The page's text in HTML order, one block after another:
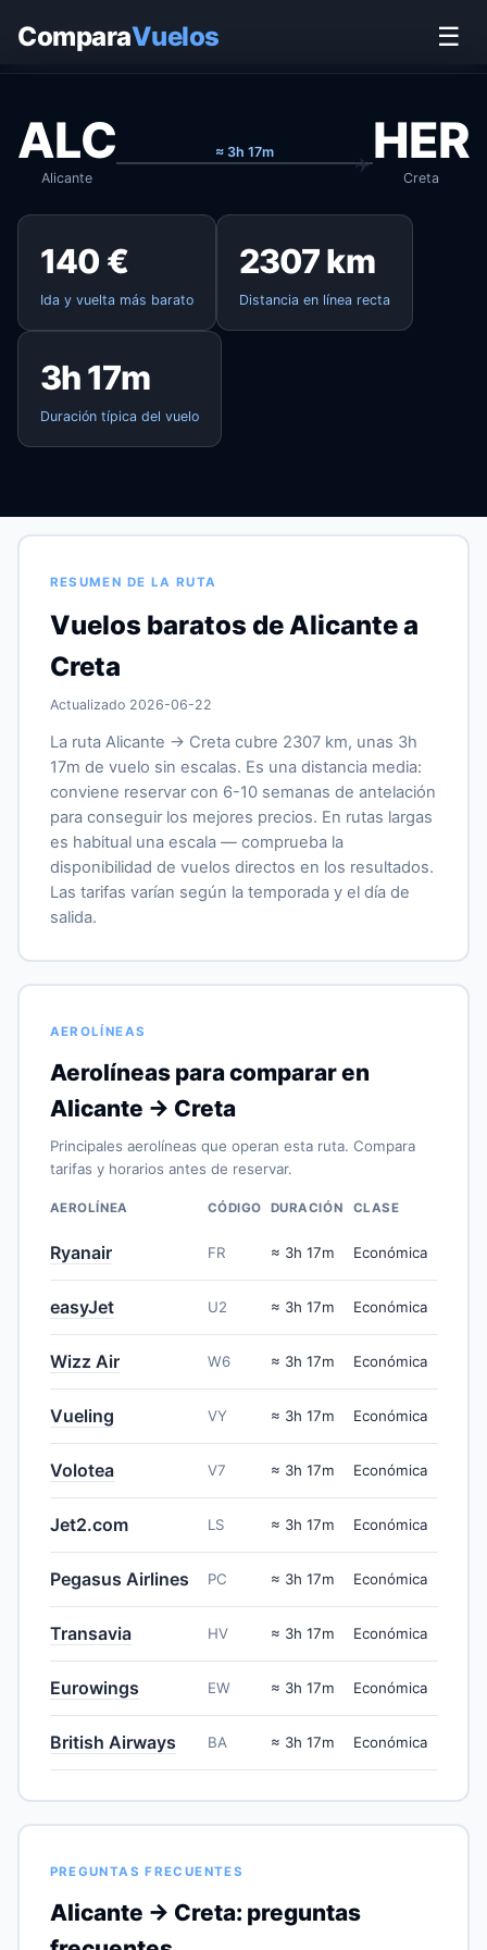
ComparaVuelos ☰
ALC
Alicante
≈ 3h 17m HER
Creta
140 €
Ida y vuelta más barato
2307 km
Distancia en línea recta
3h 17m
Duración típica del vuelo
RESUMEN DE LA RUTA
Vuelos baratos de Alicante a
Creta
Actualizado 2026-06-22
La ruta Alicante → Creta cubre 2307 km, unas 3h
17m de vuelo sin escalas. Es una distancia media:
conviene reservar con 6-10 semanas de antelación
para conseguir los mejores precios. En rutas largas
es habitual una escala — comprueba la
disponibilidad de vuelos directos en los resultados.
Las tarifas varían según la temporada y el día de
salida.
AEROLÍNEAS
Aerolíneas para comparar en
Alicante → Creta
Principales aerolíneas que operan esta ruta. Compara
tarifas y horarios antes de reservar.
AEROLÍNEA CÓDIGO DURACIÓN CLASE
Ryanair FR ≈ 3h 17m Económica
easyJet U2 ≈ 3h 17m Económica
Wizz Air W6 ≈ 3h 17m Económica
Vueling VY ≈ 3h 17m Económica
Volotea V7 ≈ 3h 17m Económica
Jet2.com LS ≈ 3h 17m Económica
Pegasus Airlines PC ≈ 3h 17m Económica
Transavia HV ≈ 3h 17m Económica
Eurowings EW ≈ 3h 17m Económica
British Airways BA ≈ 3h 17m Económica
PREGUNTAS FRECUENTES
Alicante → Creta: preguntas